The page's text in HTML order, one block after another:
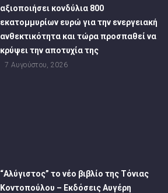
αξιοποιήσει κονδύλια 800
εκατομμυρίων ευρώ για την ενεργειακή
ανθεκτικότητα και τώρα προσπαθεί να
κρύψει την αποτυχία της
7 Αυγούστου, 2026
“Αλύγιστος” το νέο βιβλίο της Τόνιας
Κοντοπούλου – Εκδόσεις Αυγέρη